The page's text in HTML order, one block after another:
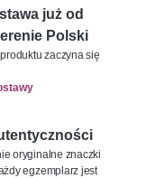
już od
Polski
zaczyna się
oryginalne znaczki
egzemplarz jest